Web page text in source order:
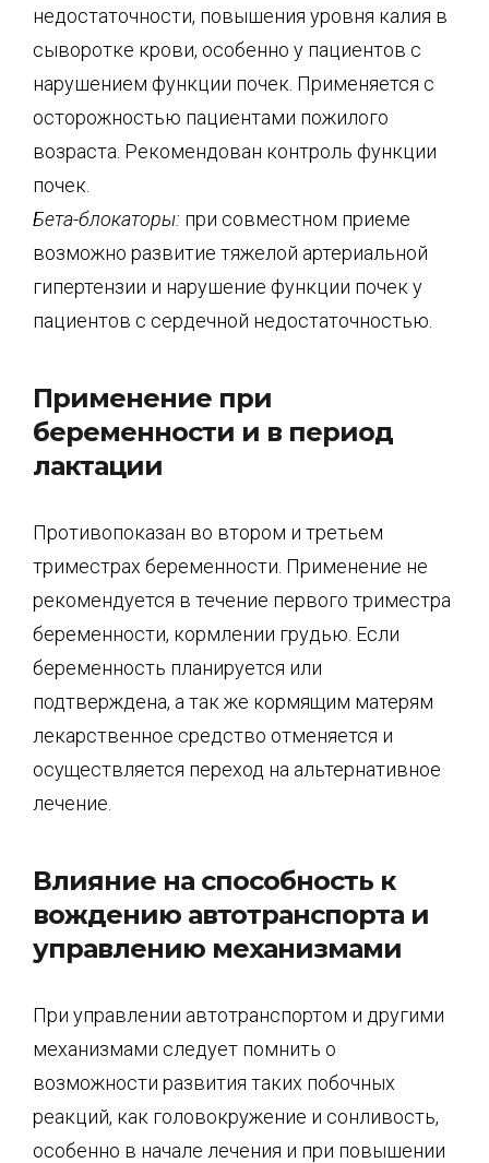
недостаточности, повышения уровня калия в
сыворотке крови, особенно у пациентов с
нарушением функции почек. Применяется с
осторожностью пациентами пожилого
возраста. Рекомендован контроль функции
почек.
Бета-блокаторы: при совместном приеме
возможно развитие тяжелой артериальной
гипертензии и нарушение функции почек у
пациентов с сердечной недостаточностью.
Применение при
беременности и в период
лактации
Противопоказан во втором и третьем
триместрах беременности. Применение не
рекомендуется в течение первого триместра
беременности, кормлении грудью. Если
беременность планируется или
подтверждена, а так же кормящим матерям
лекарственное средство отменяется и
осуществляется переход на альтернативное
лечение.
Влияние на способность к
вождению автотранспорта и
управлению механизмами
При управлении автотранспортом и другими
механизмами следует помнить о
возможности развития таких побочных
реакций, как головокружение и сонливость,
особенно в начале лечения и при повышении